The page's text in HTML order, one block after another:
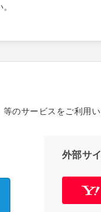
のサービスをご利用
外部サ